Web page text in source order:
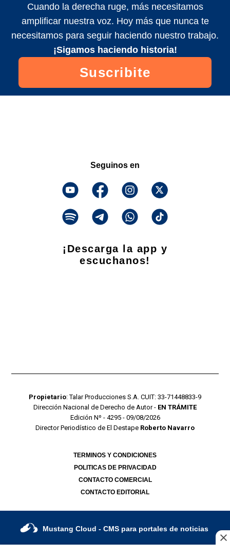
Cuando la derecha ruge, más necesitamos
amplificar nuestra voz. Hoy más que nunca te
necesitamos para seguir haciendo nuestro trabajo.
¡Sigamos haciendo historia!
Suscribite
Seguinos en
¡Descarga la app y
escuchanos!
Propietario: Talar Producciones S.A. CUIT: 33-71448833-9
Dirección Nacional de Derecho de Autor - EN TRÁMITE
Edición Nº - 4295 - 09/08/2026
Director Periodístico de El Destape Roberto Navarro
TERMINOS Y CONDICIONES
POLITICAS DE PRIVACIDAD
CONTACTO COMERCIAL
CONTACTO EDITORIAL
Mustang Cloud - CMS para portales de noticias